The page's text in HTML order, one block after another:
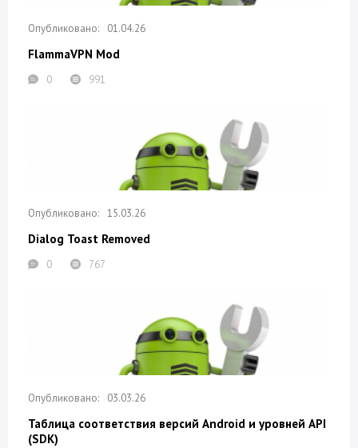
01.04.26
FlammaVPN Mod
0 991
15.03.26
Dialog Toast Removed
0 767
03.03.26
Таблица соответствия версий Android и уровней API
(SDK)